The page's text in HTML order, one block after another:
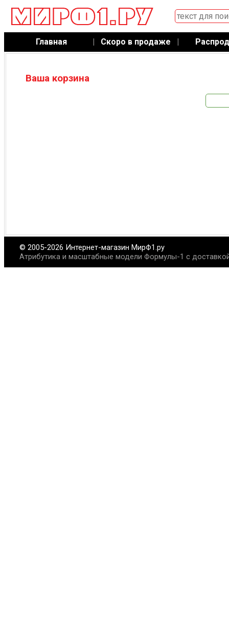
Главная | Скоро в продаже |
Ваша корзина
© 2005-2026 Интернет-магазин МирФ1.ру
Атрибутика и масштабные модели Формулы-1 с